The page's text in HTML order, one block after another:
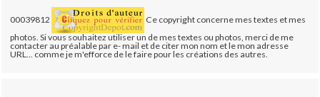
00039812
Ce copyright concerne mes textes et mes
photos. Si vous souhaitez utiliser un de mes textes ou photos, merci de me
contacter au préalable par e- mail et de citer mon nom et le mon adresse
URL... comme je m'efforce de le faire pour les créations des autres.